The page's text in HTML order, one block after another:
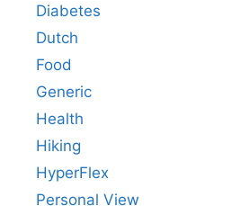
Diabetes
Dutch
Food
Generic
Health
Hiking
HyperFlex
Personal View